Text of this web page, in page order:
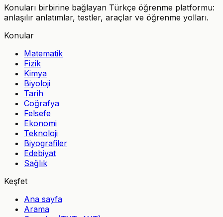
Konuları birbirine bağlayan Türkçe öğrenme platformu:
anlaşılır anlatımlar, testler, araçlar ve öğrenme yolları.
Konular
Matematik
Fizik
Kimya
Biyoloji
Tarih
Coğrafya
Felsefe
Ekonomi
Teknoloji
Biyografiler
Edebiyat
Sağlık
Keşfet
Ana sayfa
Arama